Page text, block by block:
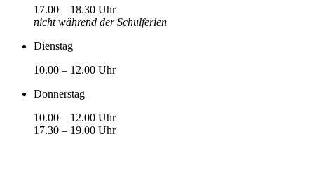
17.00 – 18.30 Uhr
nicht während der Schulferien
Dienstag
10.00 – 12.00 Uhr
Donnerstag
10.00 – 12.00 Uhr
17.30 – 19.00 Uhr